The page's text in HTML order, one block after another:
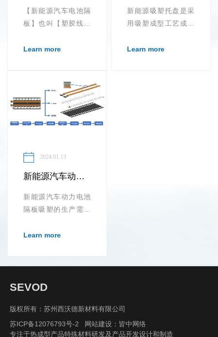
【新能源汽车电池隔
板】也叫【塑胶线束
采用热压技术...
Learn more
新能源吸塑托盘是采
用吸塑成型工艺成型
行业中都有广泛的用
Learn more
2024.01.13
新能源汽车动力电池隔板吸塑
新能源汽车动力电池
隔板吸塑的生产需要
度、耐腐蚀的材料，
Learn more
SEVOD
版权所有：苏州西沃德新材料有限公司
苏ICP备12076793号-2
网站建设： 皆中网络
专注于热成型产品特殊材料研发及产品开发设计和制造